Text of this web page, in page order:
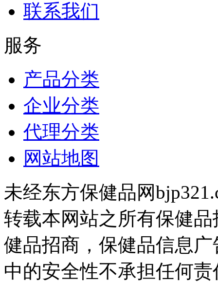
联系我们
服务
产品分类
企业分类
代理分类
网站地图
未经东方保健品网
转载本网站之所有保健
健品招商，保健品信息
中的安全性不承担任何